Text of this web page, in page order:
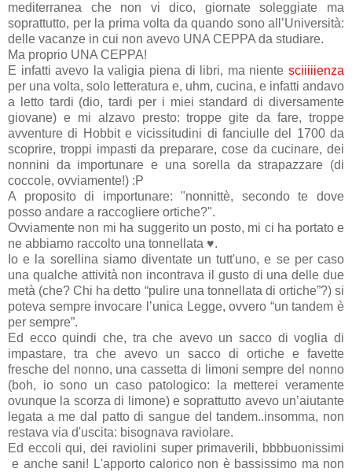
mediterranea che non vi dico, giornate soleggiate ma
soprattutto, per la prima volta da quando sono all’Università:
delle vacanze in cui non avevo UNA CEPPA da studiare.
Ma proprio UNA CEPPA!
E infatti avevo la valigia piena di libri, ma niente sciiiiienza
per una volta, solo letteratura e, uhm, cucina, e infatti andavo
a letto tardi (dio, tardi per i miei standard di diversamente
giovane) e mi alzavo presto: troppe gite da fare, troppe
avventure di Hobbit e vicissitudini di fanciulle del 1700 da
scoprire, troppi impasti da preparare, cose da cucinare, dei
nonnini da importunare e una sorella da strapazzare (di
coccole, ovviamente!) :P
A proposito di importunare: "nonnittè, secondo te dove
posso andare a raccogliere ortiche?".
Ovviamente non mi ha suggerito un posto, mi ci ha portato e
ne abbiamo raccolto una tonnellata ♥.
Io e la sorellina siamo diventate un tutt'uno, e se per caso
una qualche attività non incontrava il gusto di una delle due
metà (che? Chi ha detto “pulire una tonnellata di ortiche”?) si
poteva sempre invocare l’unica Legge, ovvero “un tandem è
per sempre”.
Ed ecco quindi che, tra che avevo un sacco di voglia di
impastare, tra che avevo un sacco di ortiche e favette
fresche del nonno, una cassetta di limoni sempre del nonno
(boh, io sono un caso patologico: la metterei veramente
ovunque la scorza di limone) e soprattutto avevo un’aiutante
legata a me dal patto di sangue del tandem..insomma, non
restava via d'uscita: bisognava raviolare.
Ed eccoli qui, dei raviolini super primaverili, bbbbuonissimi
e anche sani! L'apporto calorico non è bassissimo ma non